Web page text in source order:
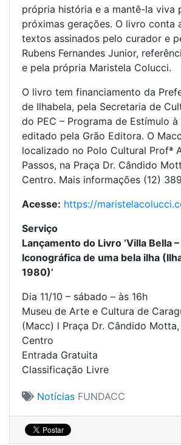
própria história e a mantê-la viva
próximas gerações. O livro conta
textos assinados pelo curador e
Rubens Fernandes Junior,
e pela própria Maristela Colucci.
O livro tem financiamento da
de Ilhabela, pela Secretaria de
do PEC – Programa de Estímulo
editado pela Grão Editora. O
localizado no Polo Cultural Profª
Passos, na Praça Dr. Cândido
Centro. Mais informações (12)
Acesse: https://
Serviço
Lançamento do Livro ‘Villa Bella
Iconográfica de uma bela ilha
1980)’
Dia 11/10 – sábado – às 16h
Museu de Arte e Cultura de
(Macc) l Praça Dr. Cândido Motta,
Centro
Entrada Gratuita
Classificação Livre
Notícias FUNDACC